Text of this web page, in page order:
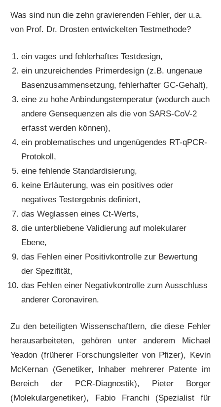
Was sind nun die zehn gravierenden Fehler, der u.a.
von Prof. Dr. Drosten entwickelten Testmethode?
ein vages und fehlerhaftes Testdesign,
ein unzureichendes Primerdesign (z.B. ungenaue
Basenzusammensetzung, fehlerhafter GC-Gehalt),
eine zu hohe Anbindungstemperatur (wodurch auch
andere Gensequenzen als die von SARS-CoV-2
erfasst werden können),
ein problematisches und ungenügendes RT-qPCR-
Protokoll,
eine fehlende Standardisierung,
keine Erläuterung, was ein positives oder
negatives Testergebnis definiert,
das Weglassen eines Ct-Werts,
die unterbliebene Validierung auf molekularer
Ebene,
das Fehlen einer Positivkontrolle zur Bewertung
der Spezifität,
das Fehlen einer Negativkontrolle zum Ausschluss
anderer Coronaviren.
Zu den beteiligten Wissenschaftlern, die diese Fehler
herausarbeiteten, gehören unter anderem Michael
Yeadon (früherer Forschungsleiter von Pfizer), Kevin
McKernan (Genetiker, Inhaber mehrerer Patente im
Bereich der PCR-Diagnostik), Pieter Borger
(Molekulargenetiker), Fabio Franchi (Spezialist für